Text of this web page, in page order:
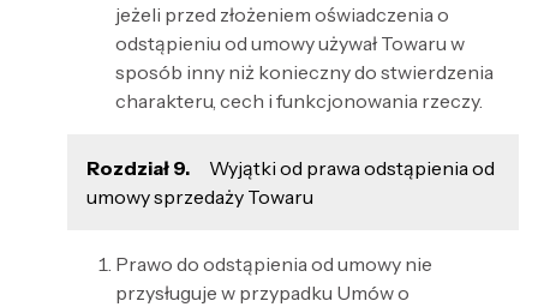
jeżeli przed złożeniem oświadczenia o
odstąpieniu od umowy używał Towaru w
sposób inny niż konieczny do stwierdzenia
charakteru, cech i funkcjonowania rzeczy.
Rozdział 9.
Wyjątki od prawa odstąpienia od
umowy sprzedaży Towaru
Prawo do odstąpienia od umowy nie
przysługuje w przypadku Umów o